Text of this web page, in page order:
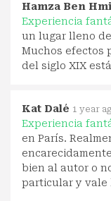
Hamza Ben
Experiencia
un lugar lleno
Muchos efectos
del siglo XIX
Kat Dalé 1 year
Experiencia
en París.
bien al autor o
particular y vale